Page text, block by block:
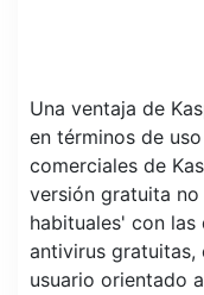
Una ventaja de
en términos de
comerciales de
versión gratuita
habituales' con las
antivirus
usuario orientado